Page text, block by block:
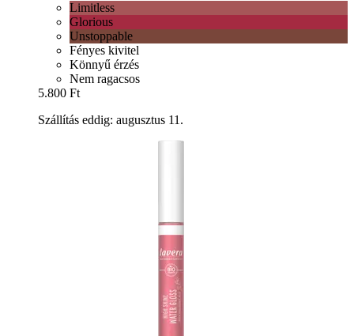
Limitless
Glorious
Unstoppable
Fényes kivitel
Könnyű érzés
Nem ragacsos
5.800 Ft
Szállítás eddig: augusztus 11.